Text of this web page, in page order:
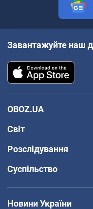
Завантажуйте наш
OBOZ.UA
Світ
Розслідування
Суспільство
Новини України